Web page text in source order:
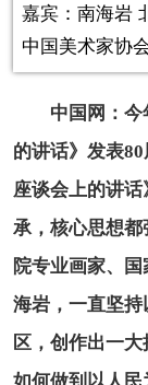
嘉宾：南海岩
中国美术家协
中国网： 今
的讲话》发表
座谈会上的讲
承，核心思想
院专业画家、
海岩，一直坚
区，创作出一